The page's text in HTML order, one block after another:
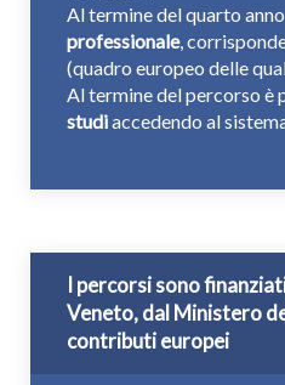
Al termine del quarto
professionale,
(quadro europeo delle
Al termine del percorso è
studiaccedendo al
I percorsi sono
Veneto, dal Ministero
contributi europei